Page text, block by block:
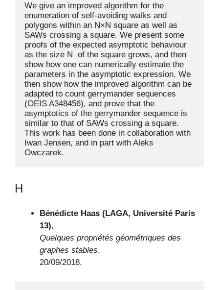
We give an improved algorithm for the
enumeration of self-avoiding walks and
polygons within an N×N square as well as
SAWs crossing a square. We present some
proofs of the expected asymptotic behaviour
as the size N  of the square grows, and then
show how one can numerically estimate the
parameters in the asymptotic expression. We
then show how the improved algorithm can be
adapted to count gerrymander sequences
(OEIS A348456), and prove that the
asymptotics of the gerrymander sequence is
similar to that of SAWs crossing a square.
This work has been done in collaboration with
Iwan Jensen, and in part with Aleks
Owczarek.
H
Bénédicte Haas (LAGA, Université Paris
13),
Quelques propriétés géométriques des
graphes stables.
20/09/2018.